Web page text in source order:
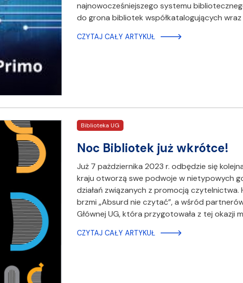
najnowocześniejszego systemu
do grona bibliotek współkatalogujących
CZYTAJ CAŁY ARTYKUŁ
Biblioteka UG
Noc Bibliotek już wkrótce!
Już 7 pażdziernika 2023 r. odbędzie się
kraju otworzą swe podwoje w nietypowych
działań związanych z promocją
brzmi „Absurd nie czytać”, a wśród
Głównej UG, która przygotowała z tej okazji
CZYTAJ CAŁY ARTYKUŁ